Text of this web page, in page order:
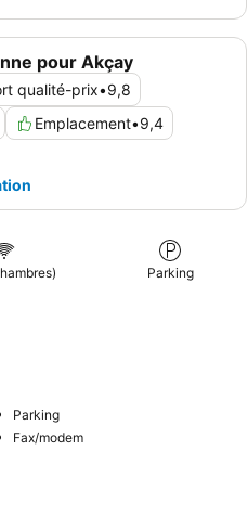
pour Akçay
qualité-prix•9,8
Emplacement•9,4
Parking
Parking
Fax/modem